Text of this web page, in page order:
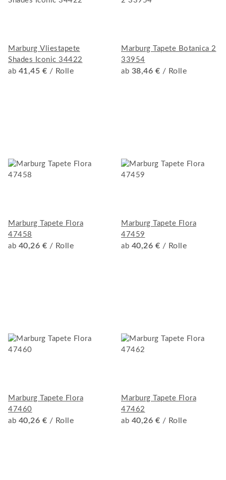
Marburg Vliestapete
Shades Iconic 34422
ab 41,45 € / Rolle
Marburg Tapete Botanica 2
33954
ab 38,46 € / Rolle
Marburg Tapete Flora
47458
ab 40,26 € / Rolle
Marburg Tapete Flora
47459
ab 40,26 € / Rolle
Marburg Tapete Flora
47460
ab 40,26 € / Rolle
Marburg Tapete Flora
47462
ab 40,26 € / Rolle